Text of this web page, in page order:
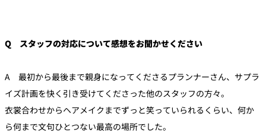
Q スタッフの対応について感想をお聞かせください
A 最初から最後まで親身になってくださるプランナーさん、サプラ
イズ計画を快く引き受けてくださった他のスタッフの方々。
衣裳合わせからヘアメイクまでずっと笑っていられるくらい、何か
ら何まで文句ひとつない最高の場所でした。